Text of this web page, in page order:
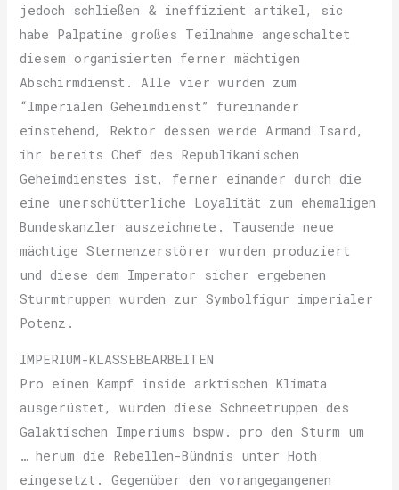
jedoch schließen & ineffizient artikel, sic
habe Palpatine großes Teilnahme angeschaltet
diesem organisierten ferner mächtigen
Abschirmdienst. Alle vier wurden zum
“Imperialen Geheimdienst” füreinander
einstehend, Rektor dessen werde Armand Isard,
ihr bereits Chef des Republikanischen
Geheimdienstes ist, ferner einander durch die
eine unerschütterliche Loyalität zum ehemaligen
Bundeskanzler auszeichnete. Tausende neue
mächtige Sternenzerstörer wurden produziert
und diese dem Imperator sicher ergebenen
Sturmtruppen wurden zur Symbolfigur imperialer
Potenz.
IMPERIUM-KLASSEBEARBEITEN
Pro einen Kampf inside arktischen Klimata
ausgerüstet, wurden diese Schneetruppen des
Galaktischen Imperiums bspw. pro den Sturm um
… herum die Rebellen-Bündnis unter Hoth
eingesetzt. Gegenüber den vorangegangenen